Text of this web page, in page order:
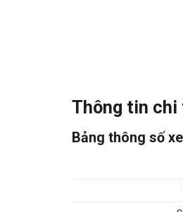
Thông tin
Bảng thông số